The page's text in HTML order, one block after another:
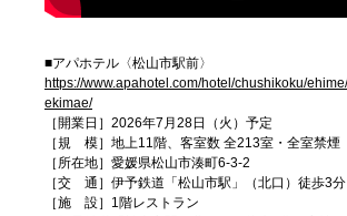
■アパホテル〈松山市駅前〉
https://www.apahotel.com/hotel/chushikoku/
ekimae/
［開業日］2026年7月28日（火）予定
［規 模］地上11階、客室数 全213室・全室禁煙
［所在地］愛媛県松山市湊町6-3-2
［交 通］伊予鉄道「松山市駅」（北口）徒歩3分
［施 設］1階レストラン